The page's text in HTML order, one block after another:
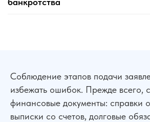
Соблюдение этапов подачи
избежать ошибок. Прежде всего,
финансовые документы: справки
выписки со счетов, долговые